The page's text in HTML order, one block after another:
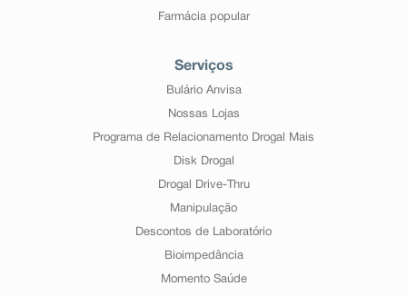
Farmácia popular
Serviços
Bulário Anvisa
Nossas Lojas
Programa de Relacionamento Drogal Mais
Disk Drogal
Drogal Drive-Thru
Manipulação
Descontos de Laboratório
Bioimpedância
Momento Saúde